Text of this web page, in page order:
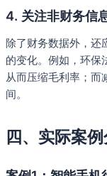
4. 关注非财务信
除了财务数据外，还
的变化。例如，环保
从而压缩毛利率；而
间。
四、实际案